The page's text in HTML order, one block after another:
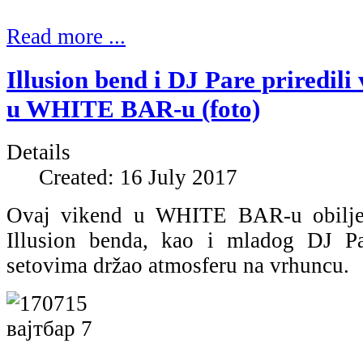
Read more ...
Illusion bend i DJ Pare priredili
u WHITE BAR-u (foto)
Details
Created: 16 July 2017
Ovaj vikend u WHITE BAR-u
Illusion benda, kao i mladog DJ
setovima držao atmosferu na vrhuncu.